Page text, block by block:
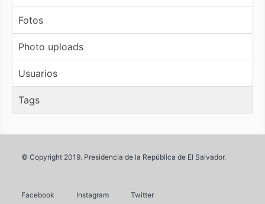
Fotos
Photo uploads
Usuarios
Tags
© Copyright 2019. Presidencia de la República de El Salvador.
Facebook Instagram Twitter